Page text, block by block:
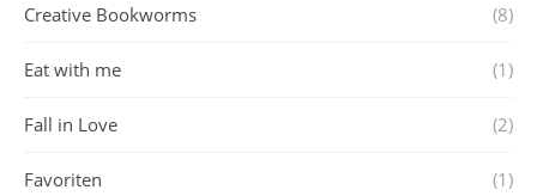
Creative Bookworms (8)
Eat with me (1)
Fall in Love (2)
Favoriten (1)